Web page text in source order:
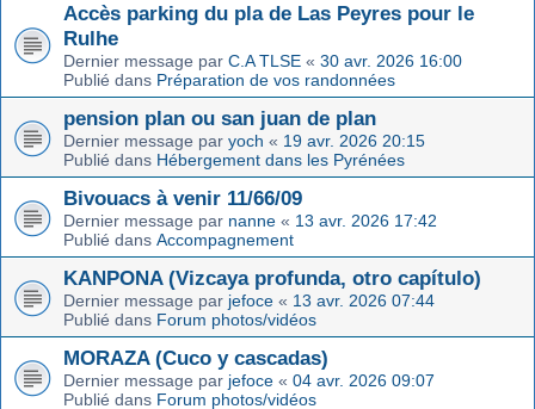
Accès parking du pla de Las Peyres pour le
Rulhe
Dernier message par C.A TLSE « 30 avr. 2026 16:00
Publié dans Préparation de vos randonnées
pension plan ou san juan de plan
Dernier message par yoch « 19 avr. 2026 20:15
Publié dans Hébergement dans les Pyrénées
Bivouacs à venir 11/66/09
Dernier message par nanne « 13 avr. 2026 17:42
Publié dans Accompagnement
KANPONA (Vizcaya profunda, otro capítulo)
Dernier message par jefoce « 13 avr. 2026 07:44
Publié dans Forum photos/vidéos
MORAZA (Cuco y cascadas)
Dernier message par jefoce « 04 avr. 2026 09:07
Publié dans Forum photos/vidéos